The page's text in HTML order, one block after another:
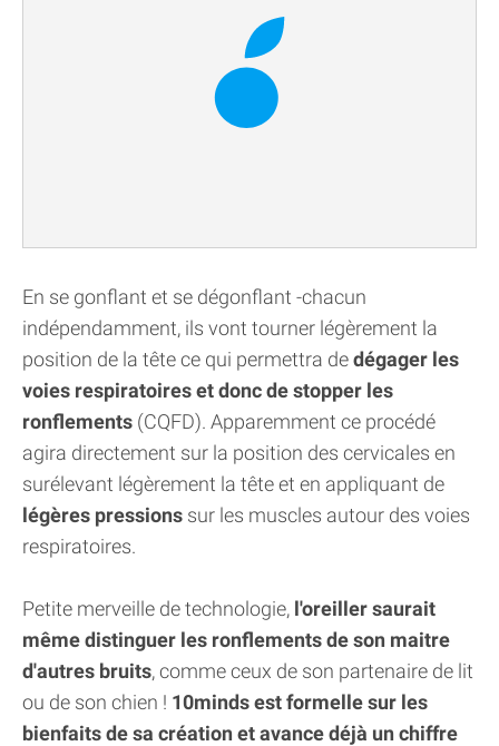
En se gonflant et se dégonflant -chacun
indépendamment, ils vont tourner légèrement la
position de la tête ce qui permettra dedégager les
voies respiratoires et donc de stopper les
ronflements (CQFD). Apparemment ce procédé
agira directement sur la position des cervicales en
surélevant légèrement la tête et en appliquant de
légères pressions sur les muscles autour des voies
respiratoires.
Petite merveille de technologie, l'oreiller saurait
même distinguer les ronflements de son maitre
d'autres bruits, comme ceux de son partenaire de lit
ou de son chien ! 10minds est formelle sur les
bienfaits de sa création et avance déjà un chiffre